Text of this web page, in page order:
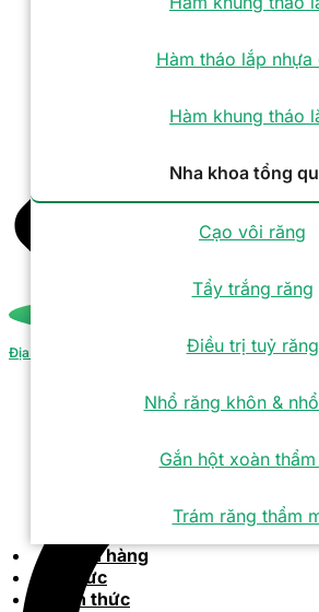
Hàm tháo lắp nhựa
Hàm khung tháo
Nha khoa tổng
Cạo vôi răng
Tẩy trắng răng
Điều trị tuỷ răng
Nhổ răng khôn &
Gắn hột xoàn
Trám răng thẩm
Khách hàng
Tin tức
Kiến thức
Địa chỉ